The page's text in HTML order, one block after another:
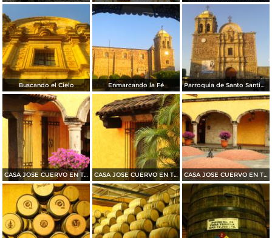
Buscando el Cielo Enmarcando la Fé Parroquia de Santo Santiago Apóstol
CASA JOSE CUERVO EN TEQUILA 2015 CASA JOSE CUERVO EN TEQUILA 2015 CASA JOSE CUERVO EN TEQUILA 2015